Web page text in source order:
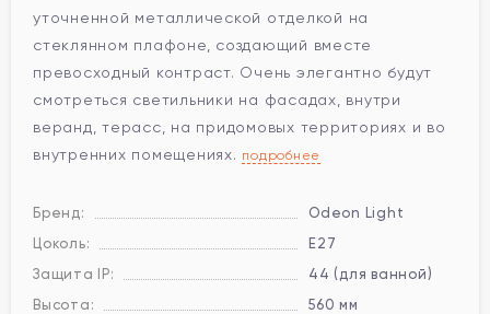
уточненной металлической отделкой на
стеклянном плафоне, создающий вместе
превосходный контраст. Очень элегантно будут
смотреться светильники на фасадах, внутри
веранд, терасс, на придомовых территориях и во
внутренних помещениях. подробнее
Бренд:
Odeon Light
Цоколь:
E27
Защита IP:
44 (для ванной)
Высота:
560 мм